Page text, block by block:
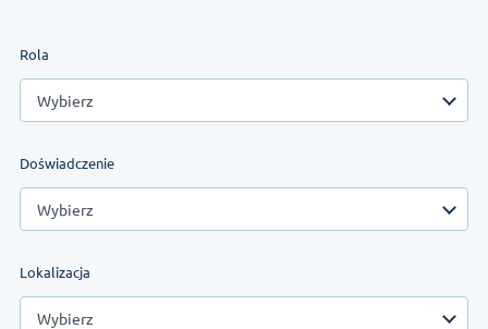
Rola
Wybierz
Doświadczenie
Wybierz
Lokalizacja
Wybierz